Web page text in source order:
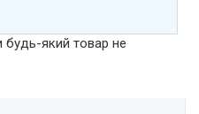
будь-який товар не